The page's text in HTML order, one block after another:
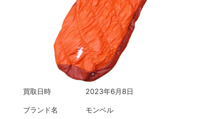
買取日時 2023年6月8日
ブランド名 モンベル